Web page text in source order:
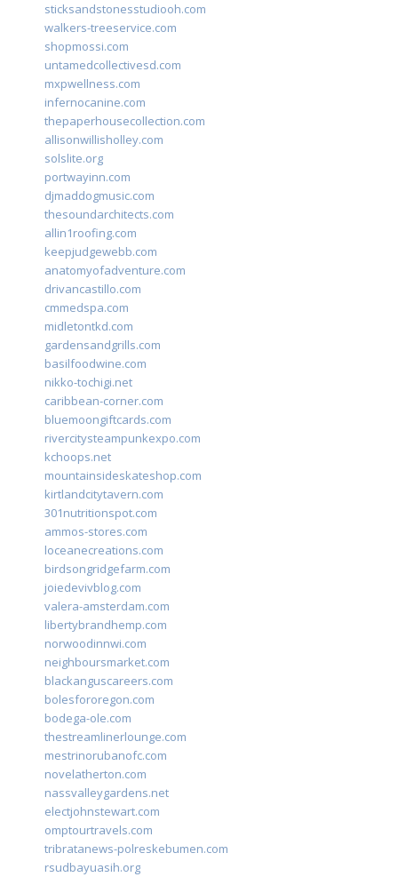
sticksandstonesstudiooh.com
walkers-treeservice.com
shopmossi.com
untamedcollectivesd.com
mxpwellness.com
infernocanine.com
thepaperhousecollection.com
allisonwillisholley.com
solslite.org
portwayinn.com
djmaddogmusic.com
thesoundarchitects.com
allin1roofing.com
keepjudgewebb.com
anatomyofadventure.com
drivancastillo.com
cmmedspa.com
midletontkd.com
gardensandgrills.com
basilfoodwine.com
nikko-tochigi.net
caribbean-corner.com
bluemoongiftcards.com
rivercitysteampunkexpo.com
kchoops.net
mountainsideskateshop.com
kirtlandcitytavern.com
301nutritionspot.com
ammos-stores.com
loceanecreations.com
birdsongridgefarm.com
joiedevivblog.com
valera-amsterdam.com
libertybrandhemp.com
norwoodinnwi.com
neighboursmarket.com
blackanguscareers.com
bolesfororegon.com
bodega-ole.com
thestreamlinerlounge.com
mestrinorubanofc.com
novelatherton.com
nassvalleygardens.net
electjohnstewart.com
omptourtravels.com
tribratanews-polreskebumen.com
rsudbayuasih.org